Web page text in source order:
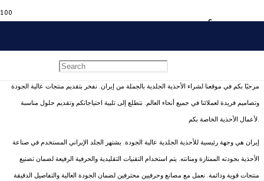
إيران
مرحبًا بكم في موقعنا لشراء الأحذية الجلدية بالجملة من إيران. نفخر بتقديم منتجات عالية الجودة
وتصاميم فريدة لعملائنا في جميع أنحاء العالم. نتطلع إلى تلبية احتياجاتكم وتقديم حلول مناسبة
لأعمال الأحذية الخاصة بكم.
إيران هي وجهة رئيسية للأحذية الجلدية عالية الجودة. يشتهر الجلد الإيراني المستخدم في صناعة
الأحذية بجودته الممتازة ومتانته. يتم استخدام التقنيات التقليدية والحرفية الرفيعة لضمان تصنيع
منتجات قوية ودائمة. نعمل مع مصانع وحرفيين محترفين لضمان الجودة العالية والتفاصيل الدقيقة